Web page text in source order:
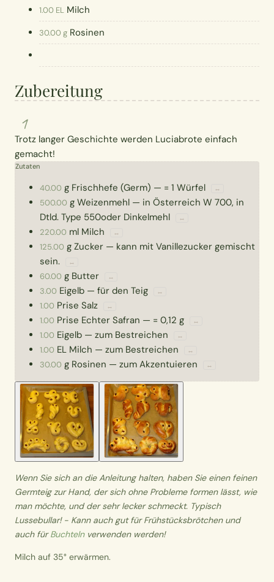
1.00 EL Milch
30.00 g Rosinen
Zubereitung
1
Trotz langer Geschichte werden Luciabrote einfach
gemacht!
Zutaten
40.00 g Frischhefe (Germ) — = 1 Würfel ↔
500.00 g Weizenmehl — in Österreich W 700, in
Dtld. Type 550oder Dinkelmehl
↔
220.00 ml Milch ↔
125.00 g Zucker — kann mit Vanillezucker gemischt
sein.
↔
60.00 g Butter ↔
3.00 Eigelb — für den Teig ↔
1.00 Prise Salz ↔
1.00 Prise Echter Safran — = 0,12 g ↔
1.00 Eigelb — zum Bestreichen ↔
1.00 EL Milch — zum Bestreichen ↔
30.00 g Rosinen — zum Akzentuieren ↔
Wenn Sie sich an die Anleitung halten, haben Sie einen feinen
Germteig zur Hand, der sich ohne Probleme formen lässt, wie
man möchte, und der sehr lecker schmeckt. Typisch
Lussebullar! - Kann auch gut fürFrühstücksbrötchen und
auch fürBuchteln verwenden werden!
Milch auf 35° erwärmen.